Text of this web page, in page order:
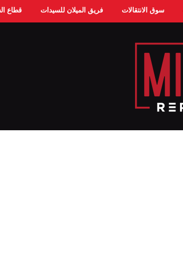
سوق الانتقالات فريق الميلان للسيدات قطاع